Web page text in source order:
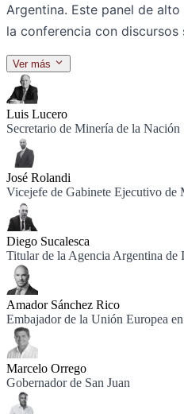
Argentina. Este panel de
la conferencia con discursos
Ver más
Ponentes
Luis Lucero
Secretario de Minería de la Nación
José Rolandi
Vicejefe de Gabinete Ejecutivo de
Diego Sucalesca
Titular de la Agencia Argentina de
Amador Sánchez Rico
Embajador de la Unión Europea
Marcelo Orrego
Gobernador de San Juan